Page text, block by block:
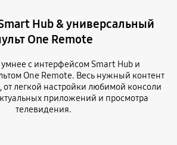
Hub & универсальный
One Remote
умнее с интерфейсом Smart Hub и
One Remote. Весь нужный контент
от легкой настройки любимой консоли
приложений и просмотра
телевидения.